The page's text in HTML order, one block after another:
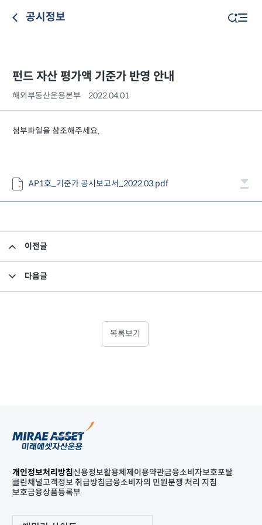
공시정보
펀드 자산 평가액 기준가 반영 안내
해외부동산운용본부 2022.04.01
첨부파일을 참조해주세요.
AP1호_기준가 공시보고서_2022.03.pdf
이전글
다음글
목록보기
개인정보처리방침신용정보활용체제 이용약관금융소비자보호포탈
클린채널고객정보 취급방침금융소비자의 민원분쟁 처리 지침
보호금융상품등록부